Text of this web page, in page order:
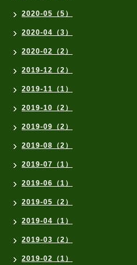
2020-05（5）
2020-04（3）
2020-02（2）
2019-12（2）
2019-11（1）
2019-10（2）
2019-09（2）
2019-08（2）
2019-07（1）
2019-06（1）
2019-05（2）
2019-04（1）
2019-03（2）
2019-02（1）